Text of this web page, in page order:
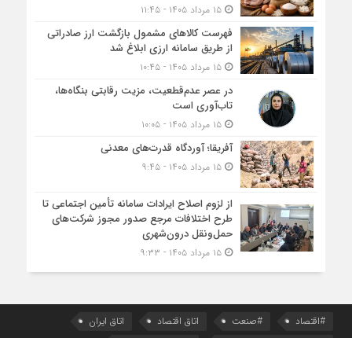
۱۵ مرداد ۱۴۰۵ - ۱۱:۴۵
فهرست کالاهای مشمول بازگشت ارز صادراتی
از طریق سامانه ارزی ابلاغ شد
۱۵ مرداد ۱۴۰۵ - ۱۰:۴۵
در عصر عدم‌قطعیت، مزیت رقابتی بنگاه‌ها،
تاب‌آوری است
۱۵ مرداد ۱۴۰۵ - ۱۰:۰۵
آفریقا؛ آوردگاه قدرت‌های معدنی
۱۵ مرداد ۱۴۰۵ - ۹:۴۵
از لزوم اصلاح ایرادات سامانه تأمین اجتماعی تا
طرح اختلافات مرجع صدور مجوز شرکت‌های
حمل‌ونقل درون‌شهری
۱۵ مرداد ۱۴۰۵ - ۹:۳۳
#اقتصاد #صنعت اتاق اقتصاد
اتاق ایران